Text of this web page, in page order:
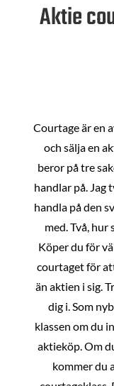
Aktie
Courtage är en
och sälja en
beror på tre
handlar på. Jag
handla på den
med. Två,
Köper du för
courtaget för
än aktien i sig.
dig i. Som
klassen om du
aktieköp. Om
kommer du